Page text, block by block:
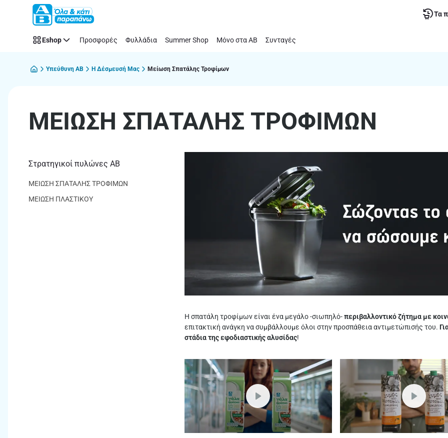
Παράλειψη
ΣΠΑΤΑΛΗΣ
ΤΡΟΦΙΜΩΝ
Τα
Eshop Προσφορές Φυλλάδια Summer Shop Μόνο στα ΑΒ Συνταγές
Υπεύθυνη AB Η Δέσμευσή Μας Μείωση Σπατάλης Τροφίμων
ΜΕΙΩΣΗ ΣΠΑΤΑΛΗΣ ΤΡΟΦΙΜΩΝ
Στρατηγικοί πυλώνες ΑΒ
ΜΕΙΩΣΗ ΣΠΑΤΑΛΗΣ ΤΡΟΦΙΜΩΝ
ΜΕΙΩΣΗ ΠΛΑΣΤΙΚΟΥ
Η σπατάλη τροφίμων είναι ένα μεγάλο -σιωπηλό-περιβαλλοντικό ζήτημα με
επιτακτική ανάγκη να συμβάλλουμε όλοι στην προσπάθεια αντιμετώπισής του.
στάδια της εφοδιαστικής αλυσίδας!